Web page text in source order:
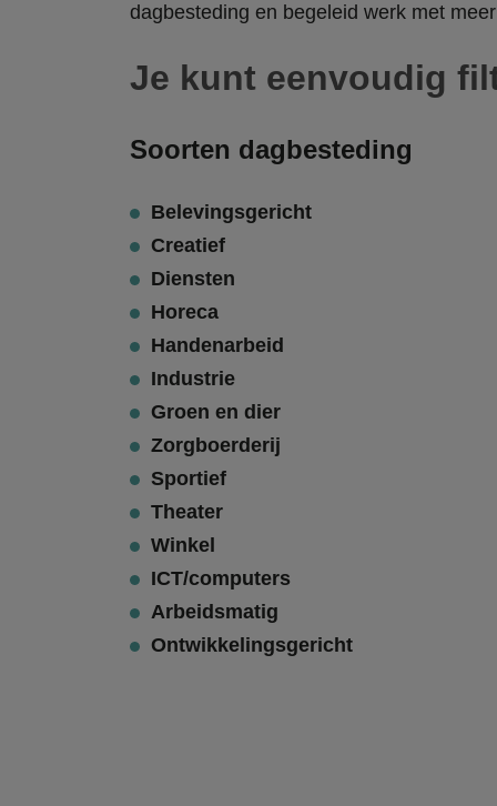
dagbesteding en begeleid werk met
Je kunt eenvoudig
Soorten dagbesteding
Belevingsgericht
Creatief
Diensten
Horeca
Handenarbeid
Industrie
Groen en dier
Zorgboerderij
Sportief
Theater
Winkel
ICT/computers
Arbeidsmatig
Ontwikkelingsgericht